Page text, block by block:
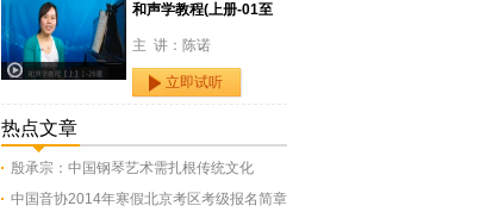
和声学教程(上册-01至
主 讲：陈诺
立即试听
热点文章
殷承宗：中国钢琴艺术需扎根传统文化
中国音协2014年寒假北京考区考级报名简章